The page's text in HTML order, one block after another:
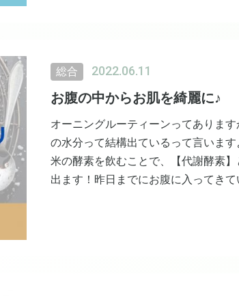
総合 2022.06.11
お腹の中からお肌を綺麗に♪
オーニングルーティーンってありま
の水分って結構出ているって言いま
米の酵素を飲むことで、【代謝酵素
出ます！昨日までにお腹に入ってき